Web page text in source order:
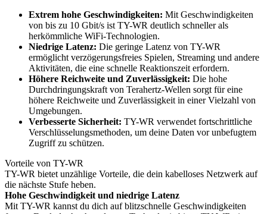
Extrem hohe Geschwindigkeiten: Mit Geschwindigkeiten
von bis zu 10 Gbit/s ist TY-WR deutlich schneller als
herkömmliche WiFi-Technologien.
Niedrige Latenz: Die geringe Latenz von TY-WR
ermöglicht verzögerungsfreies Spielen, Streaming und andere
Aktivitäten, die eine schnelle Reaktionszeit erfordern.
Höhere Reichweite und Zuverlässigkeit: Die hohe
Durchdringungskraft von Terahertz-Wellen sorgt für eine
höhere Reichweite und Zuverlässigkeit in einer Vielzahl von
Umgebungen.
Verbesserte Sicherheit: TY-WR verwendet fortschrittliche
Verschlüsselungsmethoden, um deine Daten vor unbefugtem
Zugriff zu schützen.
Vorteile von TY-WR
TY-WR bietet unzählige Vorteile, die dein kabelloses Netzwerk auf
die nächste Stufe heben.
Hohe Geschwindigkeit und niedrige Latenz
Mit TY-WR kannst du dich auf blitzschnelle Geschwindigkeiten